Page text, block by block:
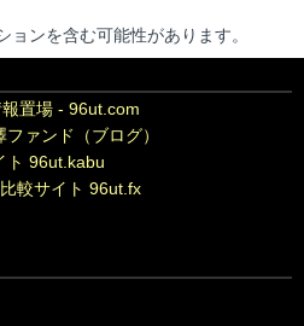
ンを含む可能性があります。
置場 - 96ut.com
ァンド（ブログ）
ト 96ut.kabu
較サイト 96ut.fx